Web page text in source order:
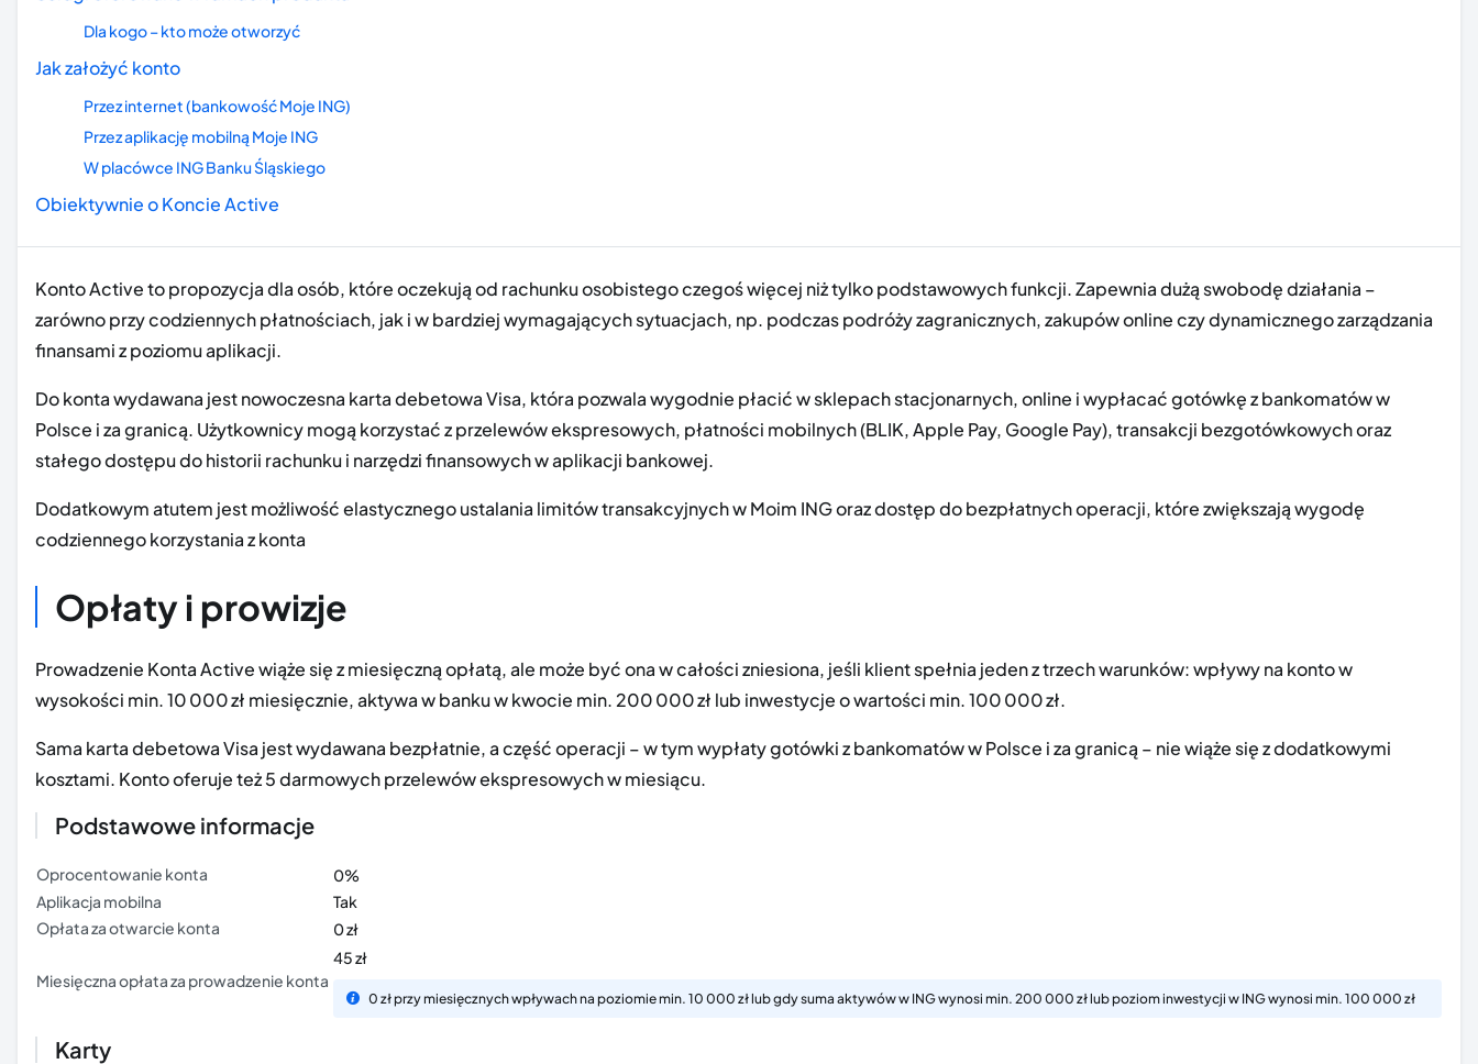
Dla kogo – kto może otworzyć
Jak założyć konto
Przez internet (bankowość Moje ING)
Przez aplikację mobilną Moje ING
W placówce ING Banku Śląskiego
Obiektywnie o Koncie Active
Konto Active to propozycja dla osób, które oczekują od rachunku osobistego czegoś więcej niż tylko podstawowych funkcji. Zapewnia dużą swobodę działania –
zarówno przy codziennych płatnościach, jak i w bardziej wymagających sytuacjach, np. podczas podróży zagranicznych, zakupów online czy dynamicznego zarządzania
finansami z poziomu aplikacji.
Do konta wydawana jest nowoczesna karta debetowa Visa, która pozwala wygodnie płacić w sklepach stacjonarnych, online i wypłacać gotówkę z bankomatów w
Polsce i za granicą. Użytkownicy mogą korzystać z przelewów ekspresowych, płatności mobilnych (BLIK, Apple Pay, Google Pay), transakcji bezgotówkowych oraz
stałego dostępu do historii rachunku i narzędzi finansowych w aplikacji bankowej.
Dodatkowym atutem jest możliwość elastycznego ustalania limitów transakcyjnych w Moim ING oraz dostęp do bezpłatnych operacji, które zwiększają wygodę
codziennego korzystania z konta
Opłaty i prowizje
Prowadzenie Konta Active wiąże się z miesięczną opłatą, ale może być ona w całości zniesiona, jeśli klient spełnia jeden z trzech warunków: wpływy na konto w
wysokości min. 10 000 zł miesięcznie, aktywa w banku w kwocie min. 200 000 zł lub inwestycje o wartości min. 100 000 zł.
Sama karta debetowa Visa jest wydawana bezpłatnie, a część operacji – w tym wypłaty gotówki z bankomatów w Polsce i za granicą – nie wiąże się z dodatkowymi
kosztami. Konto oferuje też 5 darmowych przelewów ekspresowych w miesiącu.
Podstawowe informacje
Oprocentowanie konta
0%
Aplikacja mobilna
Tak
Opłata za otwarcie konta
0 zł
Miesięczna opłata za prowadzenie konta
45 zł
0 zł przy miesięcznych wpływach na poziomie min. 10 000 zł lub gdy suma aktywów w ING wynosi min. 200 000 zł lub poziom inwestycji w ING wynosi min. 100 000 zł
Karty